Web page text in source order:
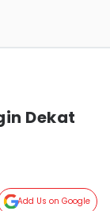
Dekat
Add Us on Google